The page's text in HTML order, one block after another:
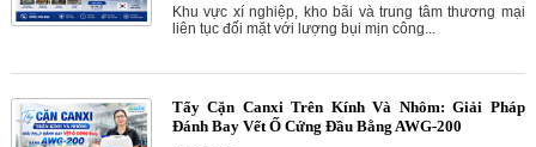
Khu vực xí nghiệp, kho bãi và trung tâm thương mại
liên tục đối mặt với lượng bụi mịn công...
Tẩy Cặn Canxi Trên Kính Và Nhôm: Giải Pháp
Đánh Bay Vết Ố Cứng Đầu Bằng AWG-200